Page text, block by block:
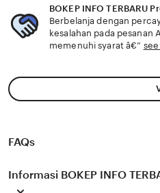
BOKEP INFO TERBARU
Berbelanja dengan
kesalahan pada
memenuhi syarat â€”
FAQs
Informasi BOKEP INFO